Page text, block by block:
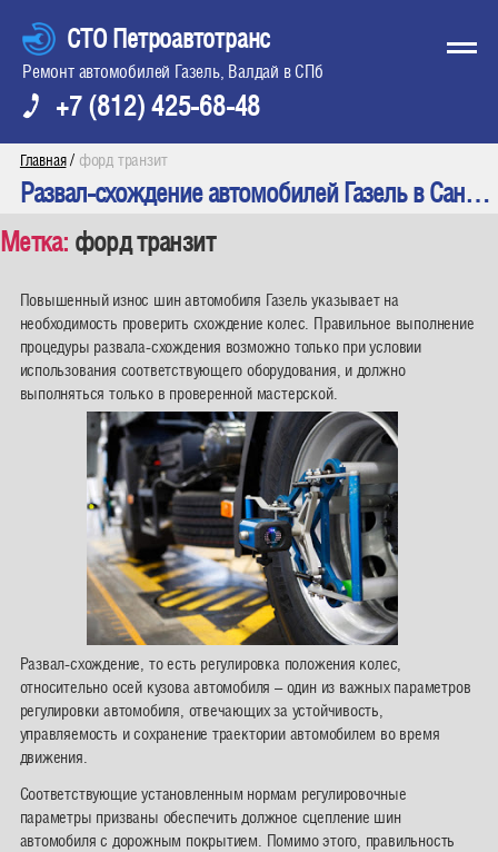
СТО Петроавтотранс
Ремонт автомобилей Газель, Валдай в СПб
+7 (812) 425-68-48
Главная/ форд транзит
Развал-схождение автомобилей Газель в Санкт-Петербурге
Метка: форд транзит
Повышенный износ шин автомобиля Газель указывает на
необходимость проверить схождение колес. Правильное выполнение
процедуры развала-схождения возможно только при условии
использования соответствующего оборудования, и должно
выполняться только в проверенной мастерской.
Развал-схождение, то есть регулировка положения колес,
относительно осей кузова автомобиля – один из важных параметров
регулировки автомобиля, отвечающих за устойчивость,
управляемость и сохранение траектории автомобилем во время
движения.
Соответствующие установленным нормам регулировочные
параметры призваны обеспечить должное сцепление шин
автомобиля с дорожным покрытием. Помимо этого, правильность